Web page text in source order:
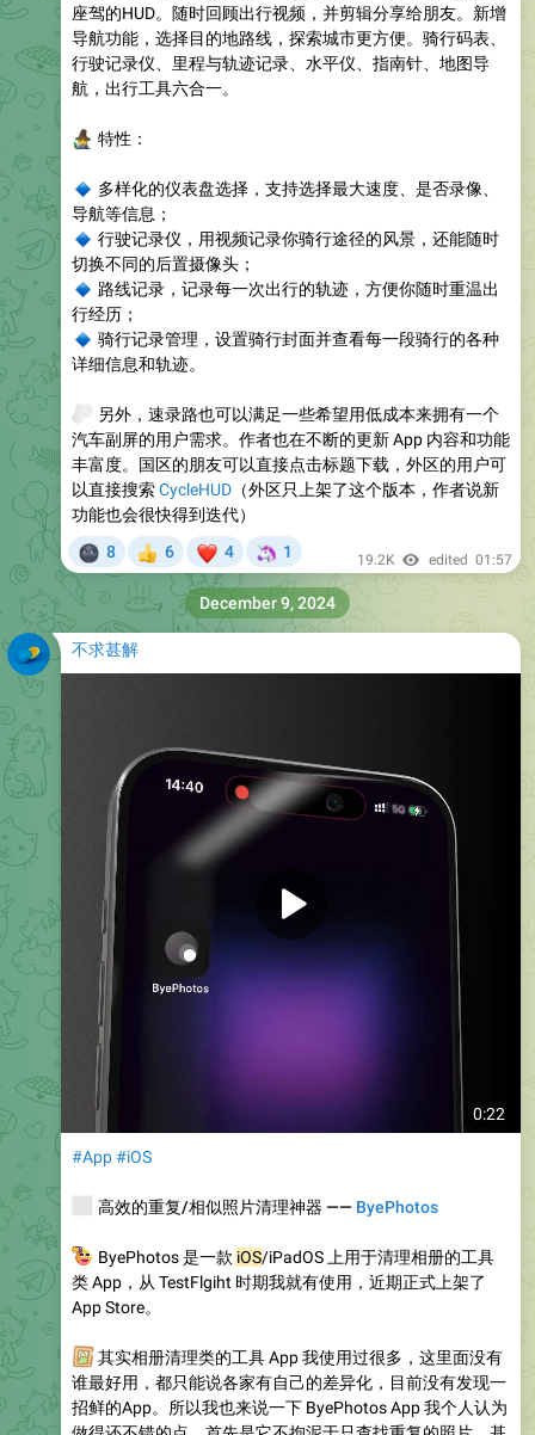
座驾的HUD。随时回顾出行视频，并剪辑分享给朋友。新增
导航功能，选择目的地路线，探索城市更方便。骑行码表、
行驶记录仪、里程与轨迹记录、水平仪、指南针、地图导
航，出行工具六合一。
特性 ：
多样化的仪表盘选择，支持选择最大速度、是否录像、
导航等信息；
行驶记录仪 ，用视频记录你骑行途径的风景，还能随时
切换不同的后置摄像头；
路线记录，记录每一次出行的轨迹，方便你随时重温出
行经历；
骑行记录管理 ，设置骑行封面并查看每一段骑行的各种
详细信息和轨迹。
另外，速录路也可以满足一些希望用低成本来拥有一个
汽车副屏的用户需求。作者也在不断的更新 App 内容和功能
丰富度。国区的朋友可以直接点击标题下载，外区的用户可
以直接搜索CycleHUD （外区只上架了这个版本，作者说新
功能也会很快得到迭代）
8 6
❤
4
🦄
1 19.2K edited 01:57
不求甚解
0:22
#App#iOS
高效的重复/相似照片清理神器 —— ByePhotos
ByePhotos 是一款 iOS/iPadOS 上用于清理相册的工具
类 App，从 TestFlgiht 时期我就有使用，近期正式上架了
App Store。
其实相册清理类的工具 App 我使用过很多，这里面没有
谁最好用，都只能说各家有自己的差异化，目前没有发现一
招鲜的App。所以我也来说一下 ByePhotos App 我个人认为
December 9, 2024